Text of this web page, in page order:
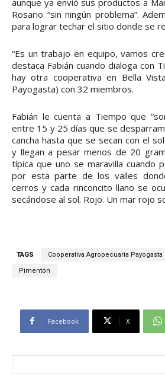
Rosario “sin ningún problema”.
para lograr techar el sitio donde se
“Es un trabajo en equipo, vamos
destaca Fabián cuando dialoga con
hay otra cooperativa en Bella
Payogasta) con 32 miembros.
Fabián le cuenta a Tiempo que
entre 15 y 25 días que se
cancha hasta que se secan con el
y llegan a pesar menos de 20
típica que uno se maravilla cuando
por esta parte de los valles
cerros y cada rinconcito llano se
secándose al sol. Rojo. Un mar rojo
TAGS Cooperativa Agropecuaria Payogasta
Pimentón
Facebook X